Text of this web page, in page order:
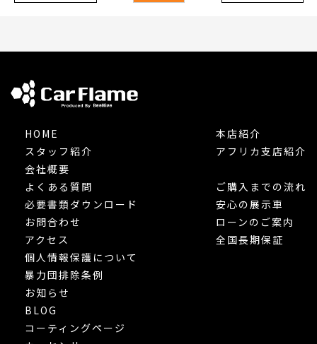
HOME
スタッフ紹介
会社概要
本店紹介
アフリカ支店紹介
よくある質問
必要書類ダウンロード
お問合わせ
アクセス
個人情報保護について
暴力団排除条例
お知らせ
BLOG
ご購入までの流れ
安心の展示車
ローンのご案内
全国長期保証
コーティングページ